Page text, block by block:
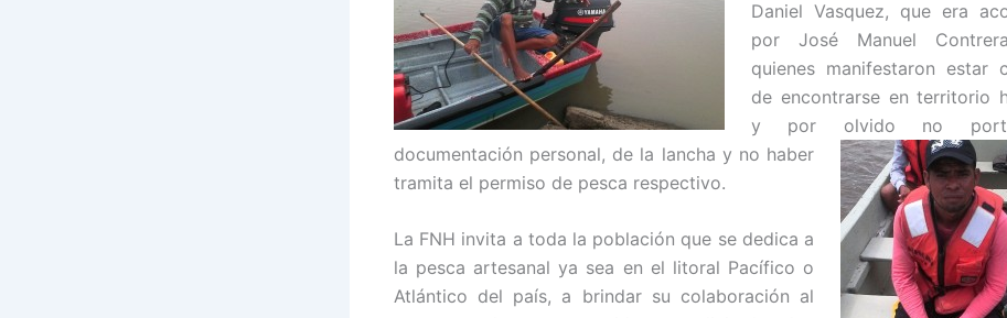
Daniel Vasquez, que era
por José Manuel
quienes manifestaron estar
de encontrarse en territorio
y por olvido no
documentación personal, de la lancha y no haber
tramita el permiso de pesca respectivo.
La FNH invita a toda la población que se dedica a
la pesca artesanal ya sea en el litoral Pacífico o
Atlántico del país, a brindar su colaboración al